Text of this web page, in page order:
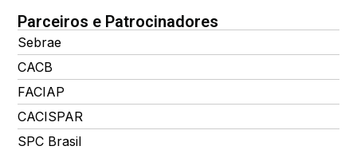
Parceiros e Patrocinadores
Sebrae
CACB
FACIAP
CACISPAR
SPC Brasil